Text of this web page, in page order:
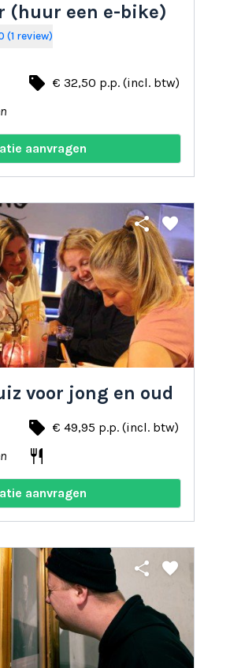
(huur een e-bike)
9.5/10 (1 review)
local_offer € 32,50 p.p. (incl. btw)
aanvragen
share favorite
voor jong en oud
local_offer € 49,95 p.p. (incl. btw)
restaurant
aanvragen
share favorite